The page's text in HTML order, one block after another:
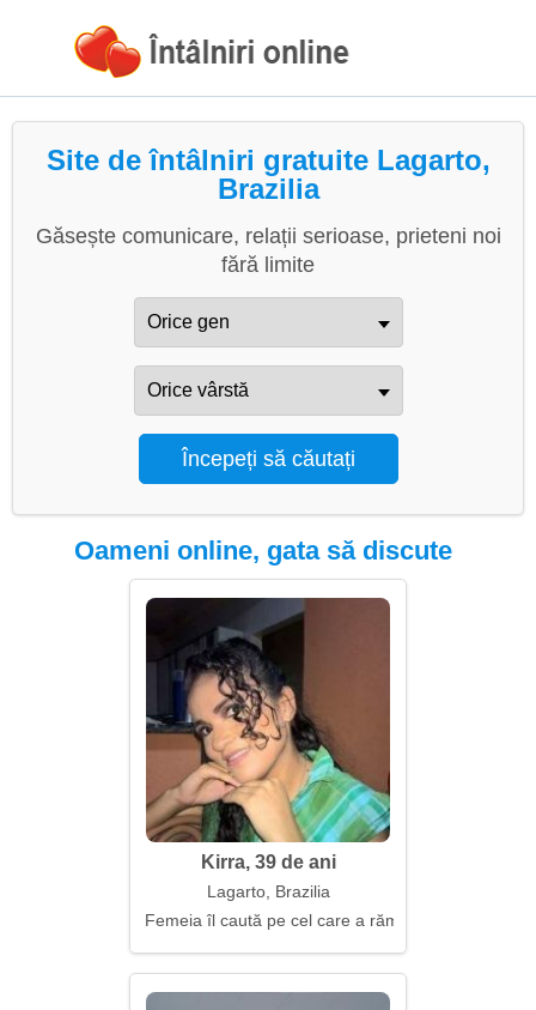
Site de întâlniri gratuite Lagarto,
Brazilia
Găsește comunicare, relații serioase, prieteni noi
fără limite
Oameni online, gata să discute
Kirra, 39 de ani
Lagarto, Brazilia
Femeia îl caută pe cel care a rămas